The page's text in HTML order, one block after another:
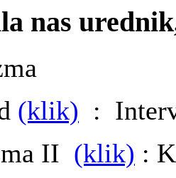
nas
(klik) :
II (klik) :